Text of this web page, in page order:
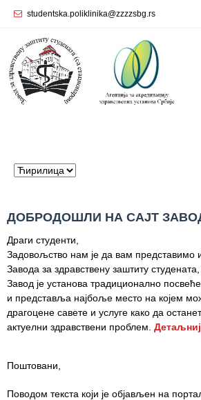
studentska.poliklinika@zzzzsbg.rs
ДОБРОДОШЛИ НА САЈТ
Драги студенти,
Задовољство нам је да вам представимо
Завода за здравствену заштиту студената,
Завод је установа традиционално
и представља најбоље место на којем
драгоцене савете и услуге како да
актуелни здравствени проблем.
Поштовани,
Поводом текста који је објављен на
Почетна
O
нама
Завода
опште
здравствену
заштиту
Служба
здравствене